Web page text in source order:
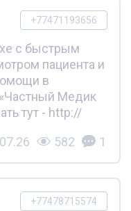
+77471193656
с быстрым
пациента и
в
Медик
тут - http://
582 1
+77478715574